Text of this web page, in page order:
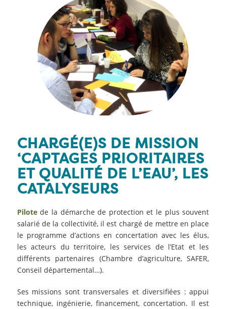
CHARGÉ(E)S DE MISSION
‘CAPTAGES PRIORITAIRES
ET QUALITÉ DE L’EAU’, LES
CATALYSEURS
Pilotede la démarche de protection et le plus souvent
salarié de la collectivité, il est chargé de mettre en place
le programme d’actions en concertation avec les élus,
les acteurs du territoire, les services de l’Etat et les
différents partenaires (Chambre d’agriculture, SAFER,
Conseil départemental…).
Ses missions sont transversales et diversifiées : appui
technique, ingénierie, financement, concertation. Il est